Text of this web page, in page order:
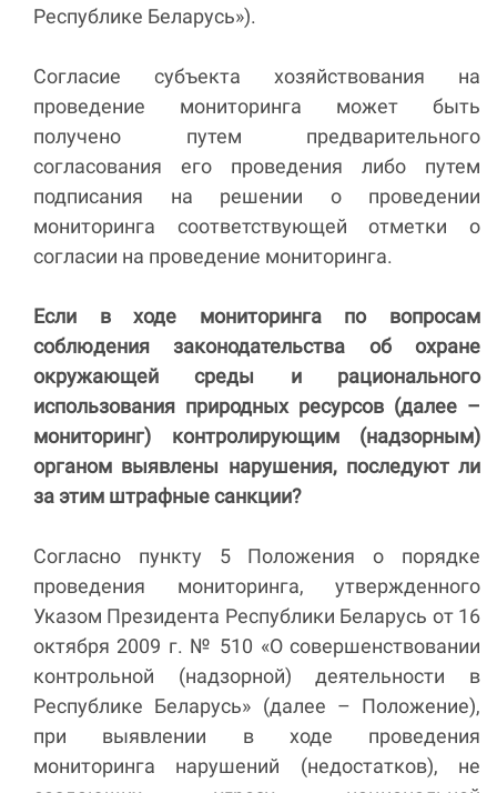
Республике Беларусь»).
Согласие субъекта хозяйствования на
проведение мониторинга может быть
получено путем предварительного
согласования его проведения либо путем
подписания на решении о проведении
мониторинга соответствующей отметки о
согласии на проведение мониторинга.
Если в ходе мониторинга по вопросам
соблюдения законодательства об охране
окружающей среды и рационального
использования природных ресурсов (далее –
мониторинг) контролирующим (надзорным)
органом выявлены нарушения, последуют ли
за этим штрафные санкции?
Согласно пункту 5 Положения о порядке
проведения мониторинга, утвержденного
Указом Президента Республики Беларусь от 16
октября 2009 г. № 510 «О совершенствовании
контрольной (надзорной) деятельности в
Республике Беларусь» (далее – Положение),
при выявлении в ходе проведения
мониторинга нарушений (недостатков), не